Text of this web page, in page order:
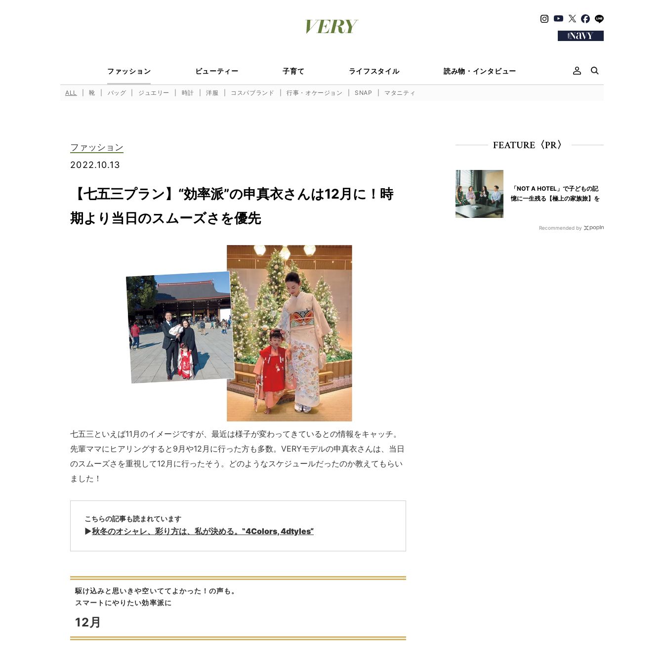
ファッション ビューティー 子育て ライフスタイル 読み物・インタビュー
ALL 靴 バッグ ジュエリー 時計 洋服 コスパブランド 行事・オケージョン SNAP マタニティ
ファッション
2022.10.13
【七五三プラン】“効率派”の申真衣さんは12月に！時
期より当日のスムーズさを優先
七五三といえば11月のイメージですが、最近は様子が変わってきているとの情報をキャッチ。
先輩ママにヒアリングすると9月や12月に行った方も多数。VERYモデルの申真衣さんは、当日
のスムーズさを重視して12月に行ったそう。どのようなスケジュールだったのか教えてもらい
ました！
こちらの記事も読まれています
▶︎秋冬のオシャレ、彩り方は、私が決める。‟4Colors, 4dtyles“
駆け込みと思いきや空いててよかった！の声も。
スマートにやりたい効率派に
12月
FEATURE〈PR〉
「NOT A HOTEL」で子どもの記
憶に一生残る【極上の家族旅】を
Recommended by